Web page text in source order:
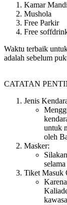
Kamar
Mushola
Free Parkir
Free
Waktu terbaik
adalah sebelum
CATATAN
Jenis
untuk
oleh
Masker:
Tiket Masuk